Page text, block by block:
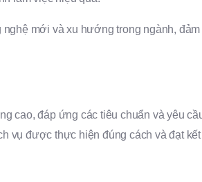
mới và xu hướng trong ngành,
đáp ứng các tiêu chuẩn và yêu
vụ được thực hiện đúng cách và đạt kết